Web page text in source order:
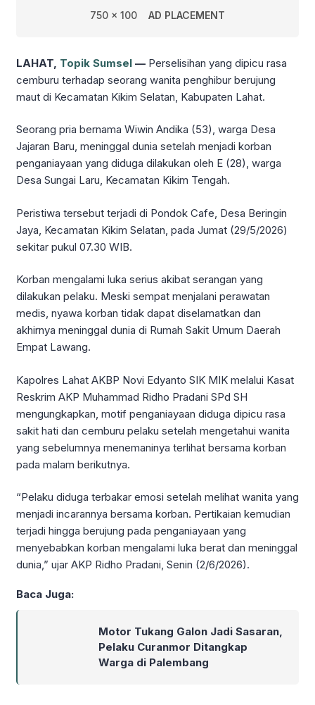
750 x 100 AD PLACEMENT
LAHAT, Topik Sumsel — Perselisihan yang dipicu rasa
cemburu terhadap seorang wanita penghibur berujung
maut di Kecamatan Kikim Selatan, Kabupaten Lahat.
Seorang pria bernama Wiwin Andika (53), warga Desa
Jajaran Baru, meninggal dunia setelah menjadi korban
penganiayaan yang diduga dilakukan oleh E (28), warga
Desa Sungai Laru, Kecamatan Kikim Tengah.
Peristiwa tersebut terjadi di Pondok Cafe, Desa Beringin
Jaya, Kecamatan Kikim Selatan, pada Jumat (29/5/2026)
sekitar pukul 07.30 WIB.
Korban mengalami luka serius akibat serangan yang
dilakukan pelaku. Meski sempat menjalani perawatan
medis, nyawa korban tidak dapat diselamatkan dan
akhirnya meninggal dunia di Rumah Sakit Umum Daerah
Empat Lawang.
Kapolres Lahat AKBP Novi Edyanto SIK MIK melalui Kasat
Reskrim AKP Muhammad Ridho Pradani SPd SH
mengungkapkan, motif penganiayaan diduga dipicu rasa
sakit hati dan cemburu pelaku setelah mengetahui wanita
yang sebelumnya menemaninya terlihat bersama korban
pada malam berikutnya.
“Pelaku diduga terbakar emosi setelah melihat wanita yang
menjadi incarannya bersama korban. Pertikaian kemudian
terjadi hingga berujung pada penganiayaan yang
menyebabkan korban mengalami luka berat dan meninggal
dunia,” ujar AKP Ridho Pradani, Senin (2/6/2026).
Baca Juga:
Motor Tukang Galon Jadi Sasaran,
Pelaku Curanmor Ditangkap
Warga di Palembang